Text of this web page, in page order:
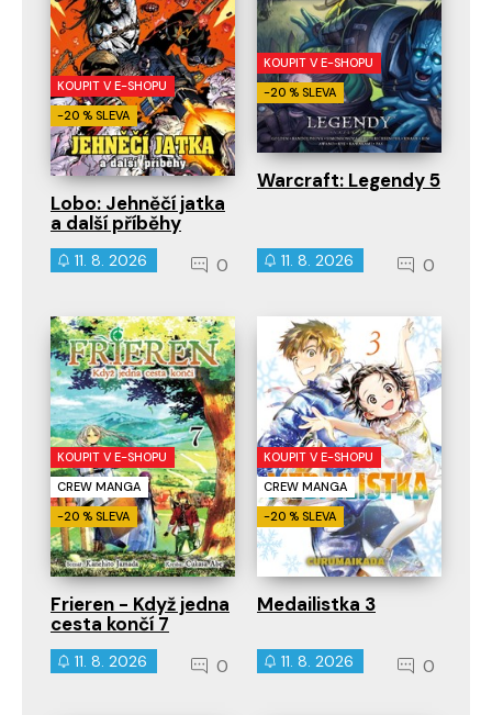
KOUPIT V E-SHOPU
-20 % SLEVA
Lobo: Jehněčí jatka
a další příběhy
11. 8. 2026 0
KOUPIT V E-SHOPU
-20 % SLEVA
Warcraft: Legendy 5
11. 8. 2026 0
KOUPIT V E-SHOPU
CREW MANGA
-20 % SLEVA
Frieren - Když jedna
cesta končí 7
11. 8. 2026 0
KOUPIT V E-SHOPU
CREW MANGA
-20 % SLEVA
Medailistka 3
11. 8. 2026 0